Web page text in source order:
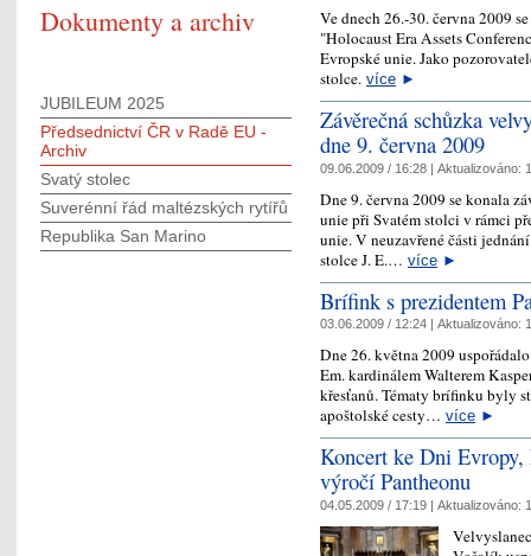
Ve dnech 26.-30. června 2009
"Holocaust Era Assets
Evropské unie. Jako
stolce. více ►
Závěrečná schůzka
dne 9. června 2009
09.06.2009 / 16:28 | Aktualizováno:
Dne 9. června 2009 se konala
unie při Svatém stolci v rámci
unie. V neuzavřené části
stolce J. E.… více ►
Brífink s prezidentem
03.06.2009 / 12:24 | Aktualizováno:
Dne 26. května 2009
Em. kardinálem Walterem
křesťanů. Tématy brífinku byly
apoštolské cesty… více ►
Koncert ke Dni
výročí Pantheonu
04.05.2009 / 17:19 | Aktualizováno:
Dokumenty a archiv
JUBILEUM 2025
Předsednictví ČR v Radě EU -
Archiv
Svatý stolec
Suverénní řád maltézských rytířů
Republika San Marino